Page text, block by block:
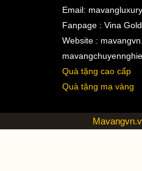
Email:
Fanpage : Vina
Website :
Quà tặng cao cấp
Quà tặng mạ vàng